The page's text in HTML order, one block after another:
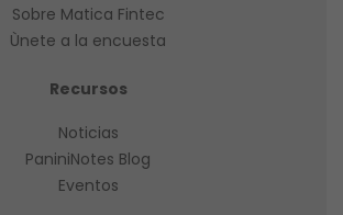
Sobre Matica Fintec
Ùnete a la encuesta
Recursos
Noticias
PaniniNotes Blog
Eventos